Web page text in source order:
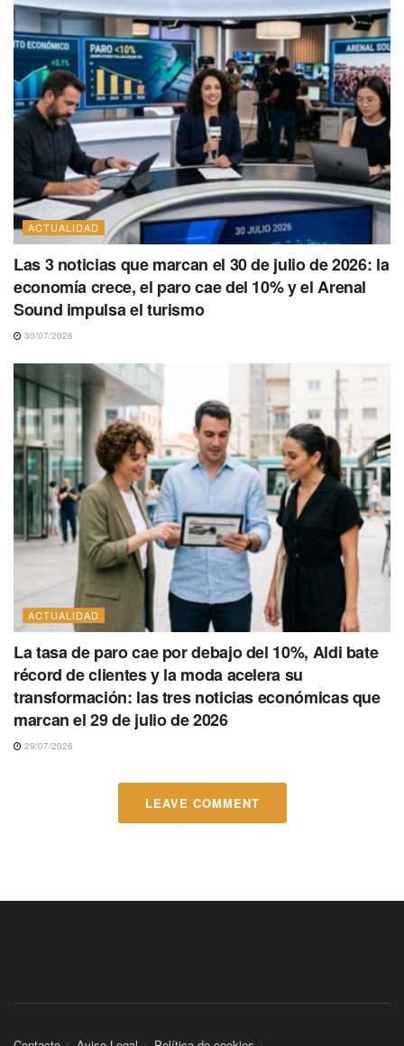
ACTUALIDAD
Las 3 noticias que marcan el 30 de julio de 2026: la
economía crece, el paro cae del 10% y el Arenal
Sound impulsa el turismo
30/07/2026
ACTUALIDAD
La tasa de paro cae por debajo del 10%, Aldi bate
récord de clientes y la moda acelera su
transformación: las tres noticias económicas que
marcan el 29 de julio de 2026
29/07/2026
LEAVE COMMENT